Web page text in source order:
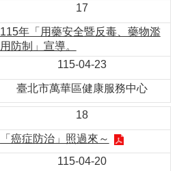
17
115年「用藥安全暨反毒、藥物濫
用防制」宣導。
115-04-23
臺北市萬華區健康服務中心
18
「癌症防治」照過來～
115-04-20